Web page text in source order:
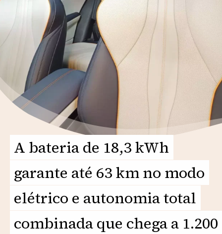
A bateria de 18,3 kWh
garante até 63 km no modo
elétrico e autonomia total
combinada que chega a 1.200
A bateria de 18,3 kWh
garante até 63 km no modo
elétrico e autonomia total
combinada que chega a 1.200